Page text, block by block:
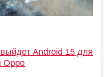
Android 15 для
Oppo